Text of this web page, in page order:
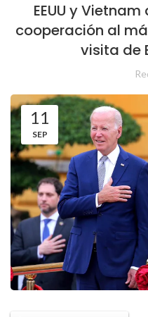
EEUU y
cooperación al
visita de
11
SEP